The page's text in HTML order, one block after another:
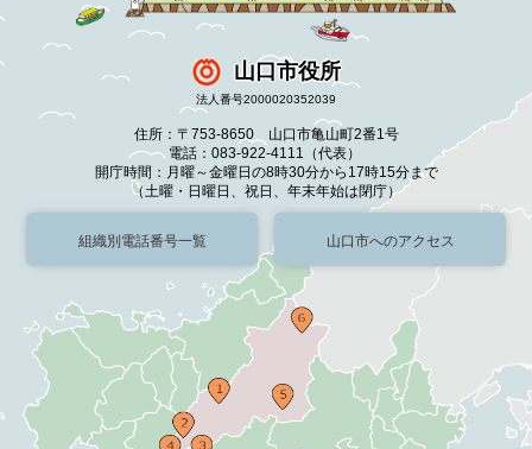
山口市役所
法人番号2000020352039
住所：〒753-8650 山口市亀山町2番1号
電話：083-922-4111（代表）
開庁時間：月曜～金曜日の8時30分から17時15分まで
（土曜・日曜日、祝日、年末年始は閉庁）
組織別電話番号一覧 山口市へのアクセス